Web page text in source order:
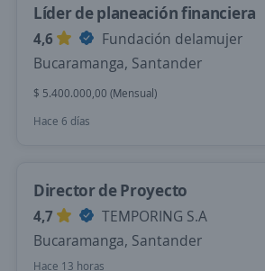
Líder de planeación financiera
4,6
Fundación delamujer
Bucaramanga, Santander
$ 5.400.000,00 (Mensual)
Hace 6 días
Director de Proyecto
4,7
TEMPORING S.A
Bucaramanga, Santander
Hace 13 horas